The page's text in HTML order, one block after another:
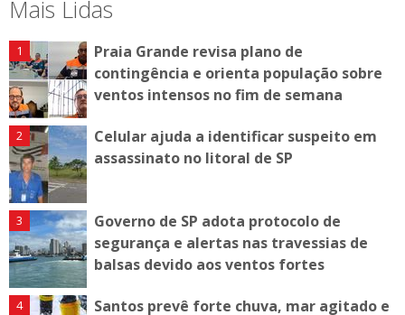
Mais Lidas
Praia Grande revisa plano de
contingência e orienta população sobre
ventos intensos no fim de semana
Celular ajuda a identificar suspeito em
assassinato no litoral de SP
Governo de SP adota protocolo de
segurança e alertas nas travessias de
balsas devido aos ventos fortes
Santos prevê forte chuva, mar agitado e